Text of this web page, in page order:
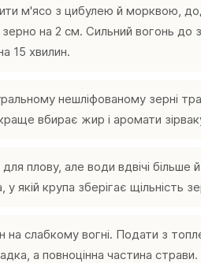
м'ясо з цибулею й морквою,
на 2 см. Сильний вогонь до
15 хвилин.
нешліфованому зерні
вбирає жир і аромати
плову, але води вдвічі
крупа зберігає щільність
на слабкому вогні. Подати з
а повноцінна частина